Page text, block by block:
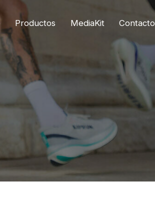
Productos MediaKit Contacto